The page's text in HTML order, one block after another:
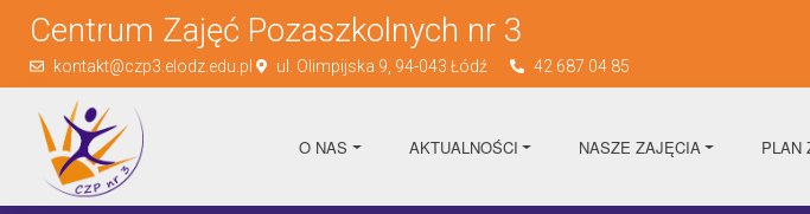
Centrum Zajęć Pozaszkolnych nr 3
kontakt@czp3.elodz.edu.pl ul. Olimpijska 9, 94-043 Łódź 42 687 04 85
O NAS AKTUALNOŚCI NASZE ZAJĘCIA PLAN